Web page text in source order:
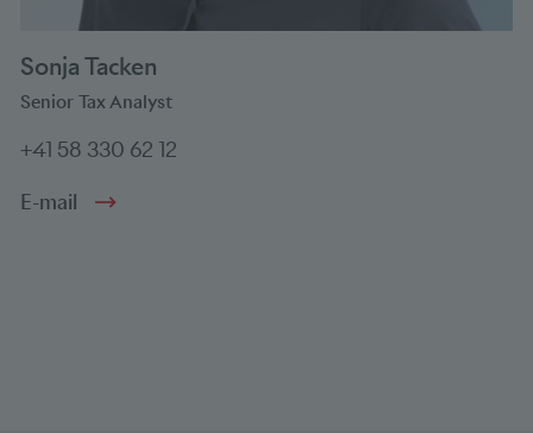
Sonja Tacken
Senior Tax Analyst
+41 58 330 62 12
E-mail